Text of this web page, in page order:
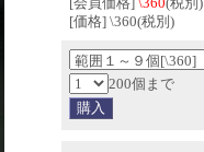
[価格] \360(税別)
200個まで